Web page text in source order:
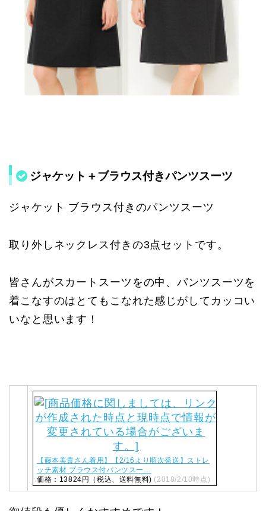
ジャケット＋ブラウス付きパンツスーツ
ジャケット ブラウス付きのパンツスーツ
取り外しネックレス付きの3点セットです。
皆さんがスカートスーツをの中、パンツスーツを
着こなすのはとてもこなれた感じがしてカッコい
いなと思います！
【藤本美貴さん着用】【2/16より順次発送】ストレ
ッチ素材 ブラウス付パンツスー…
価格：13824円（税込、送料無料) (2018/2/10時点)